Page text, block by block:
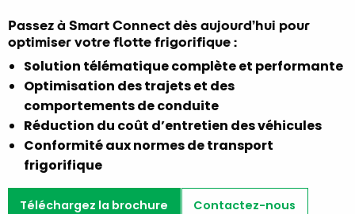
Passez à Smart Connect dès aujourd’hui pour
optimiser votre flotte frigorifique :
Solution télématique complète et performante
Optimisation des trajets et des
comportements de conduite
Réduction du coût d’entretien des véhicules
Conformité aux normes de transport
frigorifique
Téléchargez la brochure Contactez-nous